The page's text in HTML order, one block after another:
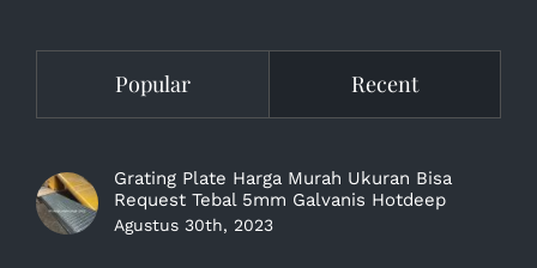
Popular Recent
Grating Plate Harga Murah Ukuran Bisa
Request Tebal 5mm Galvanis Hotdeep
Agustus 30th, 2023